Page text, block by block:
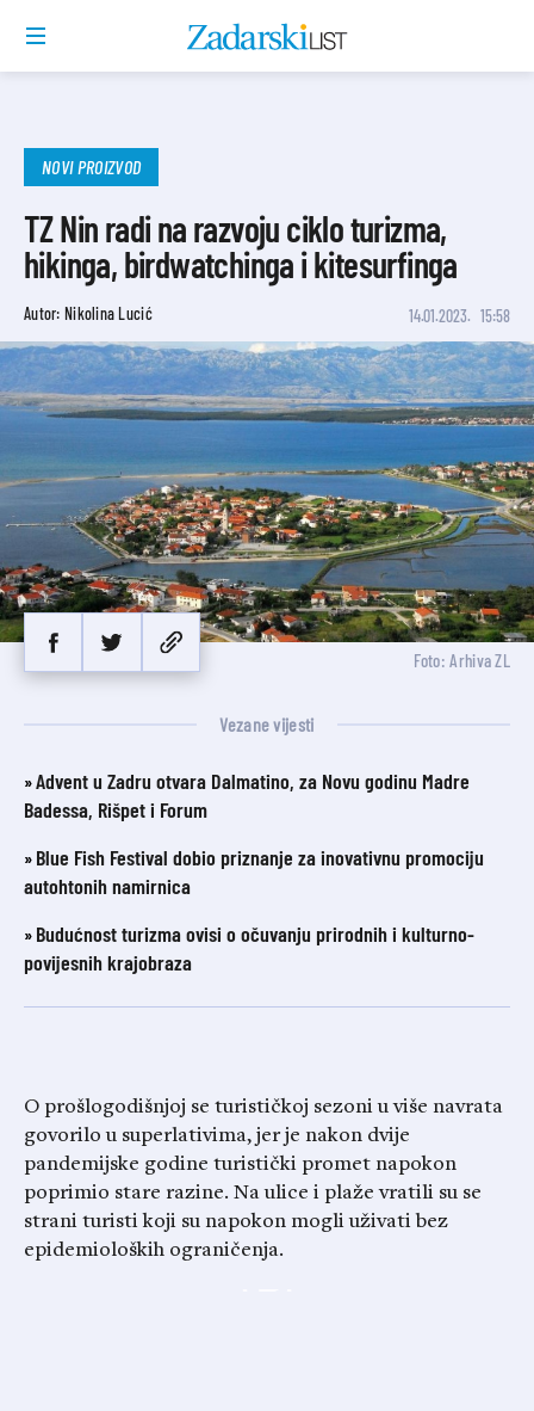
NOVI PROIZVOD
TZ Nin radi na razvoju ciklo turizma,
hikinga, birdwatchinga i kitesurfinga
Autor: Nikolina Lucić 14.01.2023. 15:58
Foto: Arhiva ZL
Vezane vijesti
Advent u Zadru otvara Dalmatino, za Novu godinu Madre
Badessa, Rišpet i Forum
Blue Fish Festival dobio priznanje za inovativnu promociju
autohtonih namirnica
Budućnost turizma ovisi o očuvanju prirodnih i kulturno-
povijesnih krajobraza
O prošlogodišnjoj se turističkoj sezoni u više navrata
govorilo u superlativima, jer je nakon dvije
pandemijske godine turistički promet napokon
poprimio stare razine. Na ulice i plaže vratili su se
strani turisti koji su napokon mogli uživati bez
epidemioloških ograničenja.